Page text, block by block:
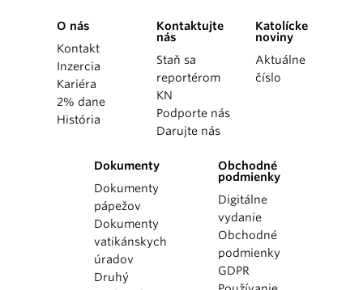
O nás
Kontakt
Inzercia
Kariéra
2% dane
História
Kontaktujte
nás
Staň sa
reportérom
KN
Podporte nás
Darujte nás
Katolícke
noviny
Aktuálne
číslo
Dokumenty
Dokumenty
pápežov
Dokumenty
vatikánskych
úradov
Druhý
Obchodné
podmienky
Digitálne
vydanie
Obchodné
podmienky
GDPR